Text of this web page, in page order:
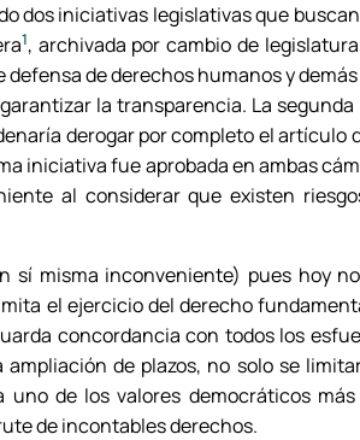
dos iniciativas legislativas que
1, archivada por cambio de
defensa de derechos humanos y
la transparencia. La
derogar por completo el artículo
iniciativa fue aprobada en ambas
al considerar que existen
sí misma inconveniente) pues hoy
el ejercicio del derecho
concordancia con todos los
de plazos, no solo se
de los valores democráticos
de incontables derechos.